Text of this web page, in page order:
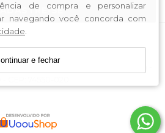
de compra e personalizar
navegando você concorda com
e fechar
SE